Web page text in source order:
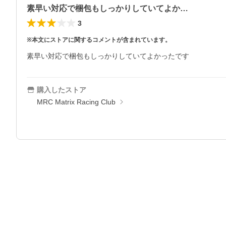
素早い対応で梱包もしっかりしていてよか…
3
※本文にストアに関するコメントが含まれています。
素早い対応で梱包もしっかりしていてよかったです
購入したストア
MRC Matrix Racing Club